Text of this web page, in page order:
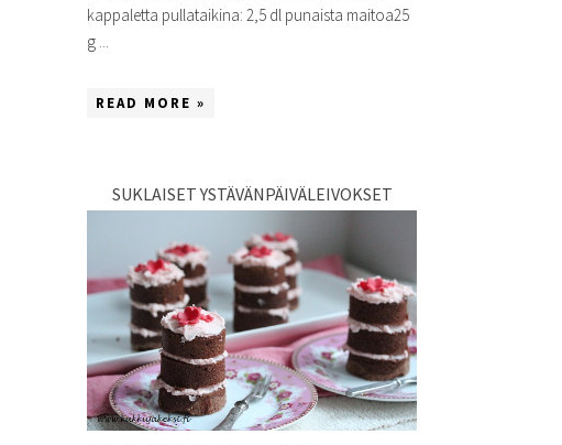
kappaletta pullataikina: 2,5 dl punaista maitoa25
g ...
READ MORE »
SUKLAISET YSTÄVÄNPÄIVÄLEIVOKSET